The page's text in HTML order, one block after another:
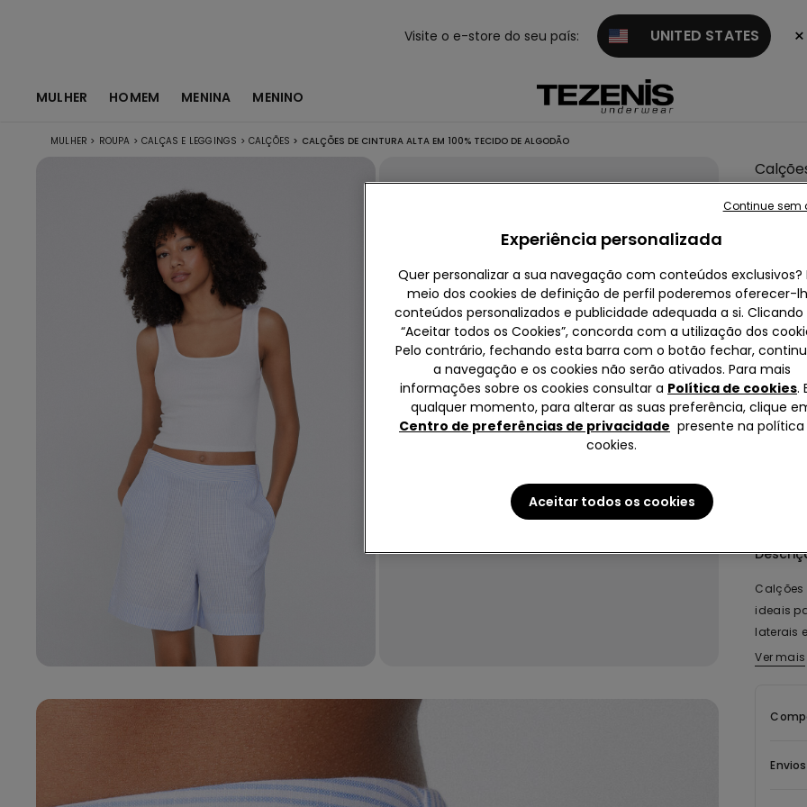
Visite o e-store do seu país: UNITED STATES ×
MULHER HOMEM MENINA MENINO
MULHER > ROUPA > CALÇAS E LEGGINGS > CALÇÕES > CALÇÕES DE CINTURA ALTA EM 100% TECIDO DE ALGODÃO
Cintura
100%
Tecido
de
null
Calções
ideais
laterais
Ver mais
Experiência personalizada
Quer personalizar a sua navegação com conteúdos exclusivos?
meio dos cookies de definição de perfil poderemos oferecer-
conteúdos personalizados e publicidade adequada a si.
“Aceitar todos os Cookies”, concorda com a utilização dos
Pelo contrário, fechando esta barra com o botão fechar,
a navegação e os cookies não serão ativados. Para mais
informações sobre os cookies consultar a Política de cookies.
qualquer momento, para alterar as suas preferência, clique
Centro de preferências de privacidade presente na política
cookies.
Aceitar todos os cookies
Continue sem